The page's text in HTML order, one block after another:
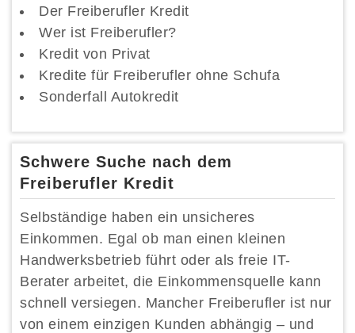
Der Freiberufler Kredit
Wer ist Freiberufler?
Kredit von Privat
Kredite für Freiberufler ohne Schufa
Sonderfall Autokredit
Schwere Suche nach dem
Freiberufler Kredit
Selbständige haben ein unsicheres
Einkommen. Egal ob man einen kleinen
Handwerksbetrieb führt oder als freie IT-
Berater arbeitet, die Einkommensquelle kann
schnell versiegen. Mancher Freiberufler ist nur
von einem einzigen Kunden abhängig – und